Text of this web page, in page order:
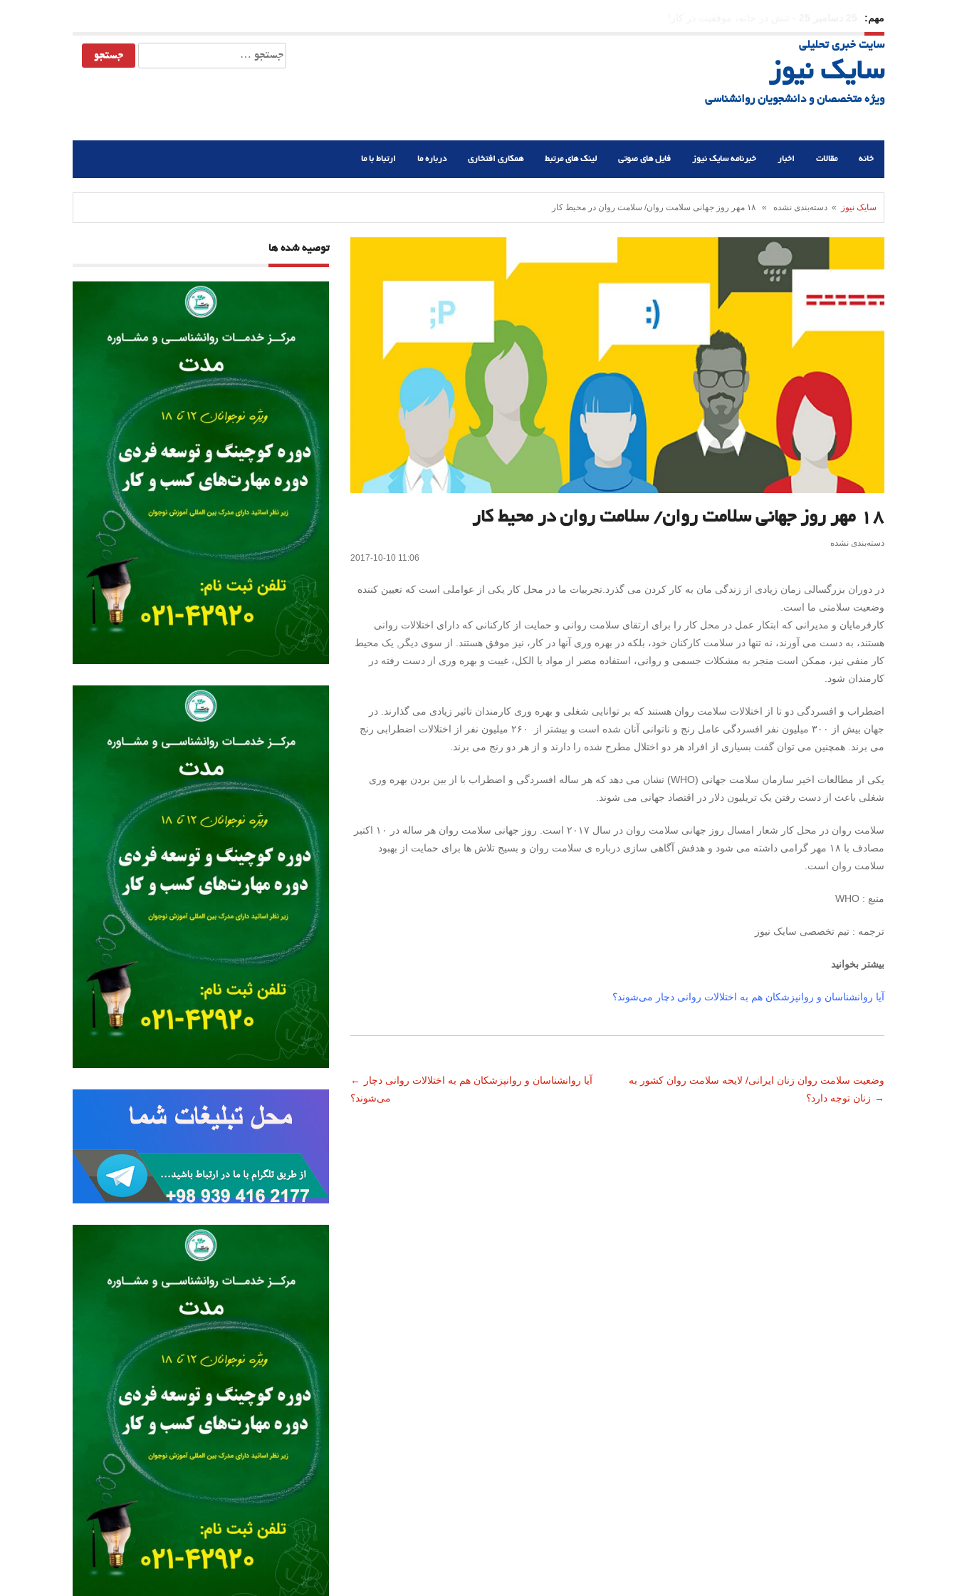
مهم:
21 دسامبر 25
سایت خبری تحلیلی
سایک نیوز
ویژه متخصصان و دانشجویان روانشناسی
جستجو
برای:
خانه مقالات اخبار خبرنامه سایک نیوز فایل های صوتی لینک های مرتبط همکاری افتخاری درباره ما ارتباط با ما
سایک نیوز » دسته‌بندی نشده » ۱۸ مهر روز جهانی سلامت روان/ سلامت روان در محیط کار
۱۸ مهر روز جهانی سلامت روان/ سلامت روان در محیط کار
دسته‌بندی نشده
2017-10-10 11:06
در دوران بزرگسالی زمان زیادی از زندگی مان به کار کردن می گذرد.تجربیات ما در محل کار یکی از عواملی است که تعیین کننده
وضعیت سلامتی ما است.
کارفرمایان و مدیرانی که ابتکار عمل در محل کار را برای ارتقای سلامت روانی و حمایت از کارکنانی که دارای اختلالات روانی
هستند، به دست می آورند، نه تنها در سلامت کارکنان خود، بلکه در بهره وری آنها در کار، نیز موفق هستند. از سوی دیگر , یک محیط
کار منفی نیز، ممکن است منجر به مشکلات جسمی و روانی، استفاده مضر از مواد یا الکل، غیبت و بهره وری از دست رفته در
کارمندان شود.
اضطراب و افسردگی دو تا از اختلالات سلامت روان هستند که بر توانایی شغلی و بهره وری کارمندان تاثیر زیادی می گذارند. در
جهان بیش از ۳۰۰ میلیون نفر افسردگی عامل رنج و ناتوانی آنان شده است و بیشتر از ۲۶۰ میلیون نفر از اختلالات اضطرابی رنج
می برند. همچنین می توان گفت بسیاری از افراد هر دو اختلال مطرح شده را دارند و از هر دو رنج می برند.
یکی از مطالعات اخیر سازمان سلامت جهانی (WHO) نشان می دهد که هر ساله افسردگی و اضطراب با از بین بردن بهره وری
شغلی باعث از دست رفتن یک تریلیون دلار در اقتصاد جهانی می شوند.
سلامت روان در محل کار شعار امسال روز جهانی سلامت روان در سال ۲۰۱۷ است. روز جهانی سلامت روان هر ساله در ۱۰ اکتبر
مصادف با ۱۸ مهر گرامی داشته می شود و هدفش آگاهی سازی درباره ی سلامت روان و بسیج تلاش ها برای حمایت از بهبود
سلامت روان است.
منبع : WHO
ترجمه : تیم تخصصی سایک نیوز
بیشتر بخوانید
آیا روانشناسان و روانپزشکان هم به اختلالات روانی دچار می‌شوند؟
ناوبری
نوشته
←
آیا روانشناسان و روانپزشکان هم به اختلالات روانی دچار
می‌شوند؟
وضعیت سلامت روان زنان ایرانی/ لایحه سلامت روان کشور به
زنان توجه دارد؟ →
توصیه شده ها